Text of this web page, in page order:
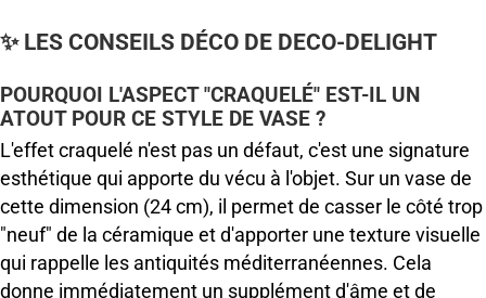
✨ LES CONSEILS DÉCO DE DECO-DELIGHT
POURQUOI L'ASPECT "CRAQUELÉ" EST-IL UN
ATOUT POUR CE STYLE DE VASE ?
L'effet craquelé n'est pas un défaut, c'est une signature
esthétique qui apporte du vécu à l'objet. Sur un vase de
cette dimension (24 cm), il permet de casser le côté trop
"neuf" de la céramique et d'apporter une texture visuelle
qui rappelle les antiquités méditerranéennes. Cela
donne immédiatement un supplément d'âme et de